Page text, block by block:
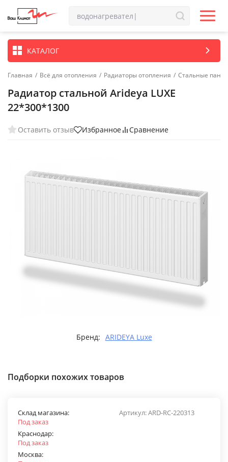
КАТАЛОГ
Главная / Всё для отопления / Радиаторы отопления / Стальные
Радиатор стальной Arideya LUXE
22*300*1300
Оставить отзыв Избранное Сравнение
Бренд: ARIDEYA Luxe
Подборки похожих товаров
Артикул:ARD-RС-220313
Склад магазина:
Под заказ
Краснодар:
Под заказ
Москва: